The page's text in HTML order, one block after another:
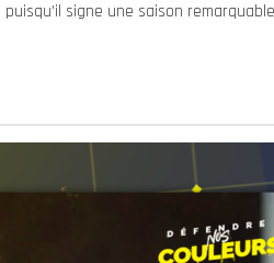
signe une saison